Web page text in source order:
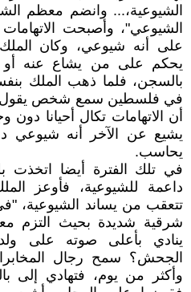
الشيوعية،... وانضم معظم
الشيوعي"، وأصبحت
على أنه شيوعي، وكان
يحكم على من يشاع عنه أو
بالسجن، فلما ذهب الملك
في فلسطين سمع شخص يقول
أن الاتهامات تكال أحيانا
يشيع عن الآخر أنه
يحاسب.
في تلك الفترة أيضا اتخذت
داعمة للشيوعية، فأوعز
تتعقب من يساند الشيوعية،
شرقية شديدة بحيث التزم
ينادي بأعلى صوته على
الجحش؟ سمح رجال
وأكثر من يوم، فتهادي إلى